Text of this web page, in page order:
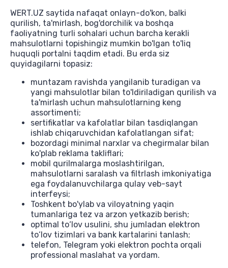
WERT.UZ saytida nafaqat onlayn-do'kon, balki
qurilish, ta'mirlash, bog'dorchilik va boshqa
faoliyatning turli sohalari uchun barcha kerakli
mahsulotlarni topishingiz mumkin bo'lgan to'liq
huquqli portalni taqdim etadi. Bu erda siz
quyidagilarni topasiz:
muntazam ravishda yangilanib turadigan va
yangi mahsulotlar bilan to'ldiriladigan qurilish va
ta'mirlash uchun mahsulotlarning keng
assortimenti;
sertifikatlar va kafolatlar bilan tasdiqlangan
ishlab chiqaruvchidan kafolatlangan sifat;
bozordagi minimal narxlar va chegirmalar bilan
ko'plab reklama takliflari;
mobil qurilmalarga moslashtirilgan,
mahsulotlarni saralash va filtrlash imkoniyatiga
ega foydalanuvchilarga qulay veb-sayt
interfeysi;
Toshkent bo'ylab va viloyatning yaqin
tumanlariga tez va arzon yetkazib berish;
optimal to‘lov usulini, shu jumladan elektron
to‘lov tizimlari va bank kartalarini tanlash;
telefon, Telegram yoki elektron pochta orqali
professional maslahat va yordam.